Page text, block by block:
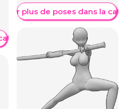
plus de poses dans la